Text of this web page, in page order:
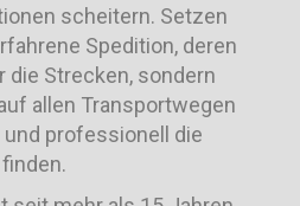
scheitern. Setzen
Spedition, deren
die Strecken, sondern
allen Transportwegen
professionell die